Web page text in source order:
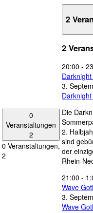
0
Veranstaltungen
2
0 Veranstaltungen,
2
2
2
20:00 -
3.
Die
2.
sind
der
Rhein-
21:00 -
Wave
3.
Wave